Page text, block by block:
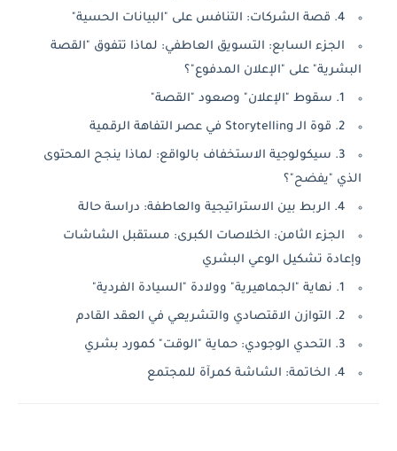
4. قصة الشركات: التنافس على "البيانات الحسية"
الجزء السابع: التسويق العاطفي: لماذا تتفوق "القصة
البشرية" على "الإعلان المدفوع"؟
1. سقوط "الإعلان" وصعود "القصة"
2. قوة الـ Storytelling في عصر التفاهة الرقمية
3. سيكولوجية الاستخفاف بالواقع: لماذا ينجح المحتوى
الذي "يفضح"؟
4. الربط بين الاستراتيجية والعاطفة: دراسة حالة
الجزء الثامن: الخلاصات الكبرى: مستقبل الشاشات
وإعادة تشكيل الوعي البشري
1. نهاية "الجماهيرية" وولادة "السيادة الفردية"
2. التوازن الاقتصادي والتشريعي في العقد القادم
3. التحدي الوجودي: حماية "الوقت" كمورد بشري
4. الخاتمة: الشاشة كمرآة للمجتمع